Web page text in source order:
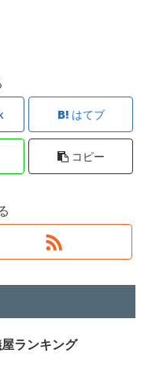
はてブ
コピー
ランキング